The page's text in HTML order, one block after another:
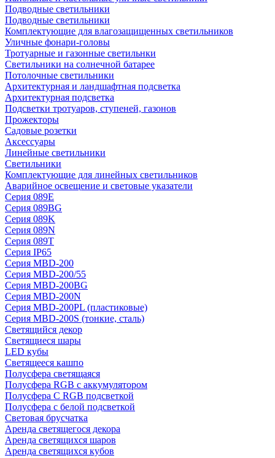
Подводные светильники
Подводные светильники
Комплектующие для влагозащищенных светильников
Уличные фонари-головы
Тротуарные и газонные светильнки
Светильники на солнечной батарее
Потолочные светильники
Архитектурная и ландшафтная подсветка
Архитектурная подсветка
Подсветки тротуаров, ступеней, газонов
Прожекторы
Садовые розетки
Аксессуары
Линейные светильники
Светильники
Комплектующие для линейных светильников
Аварийное освещение и световые указатели
Серия 089E
Серия 089BG
Серия 089K
Серия 089N
Серия 089T
Серия IP65
Серия MBD-200
Серия MBD-200/55
Серия MBD-200BG
Серия MBD-200N
Серия MBD-200PL (пластиковые)
Серия MBD-200S (тонкие, сталь)
Светящийся декор
Светящиеся шары
LED кубы
Светящееся кашпо
Полусфера светящаяся
Полусфера RGB с аккумулятором
Полусфера С RGB подсветкой
Полусфера с белой подсветкой
Световая брусчатка
Аренда светящегося декора
Аренда светящихся шаров
Аренда светящихся кубов